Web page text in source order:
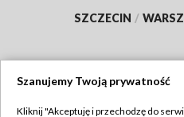
SZCZECIN /
Szanujemy Twoją prywatność
Kliknij "Akceptuję i przechodzę do